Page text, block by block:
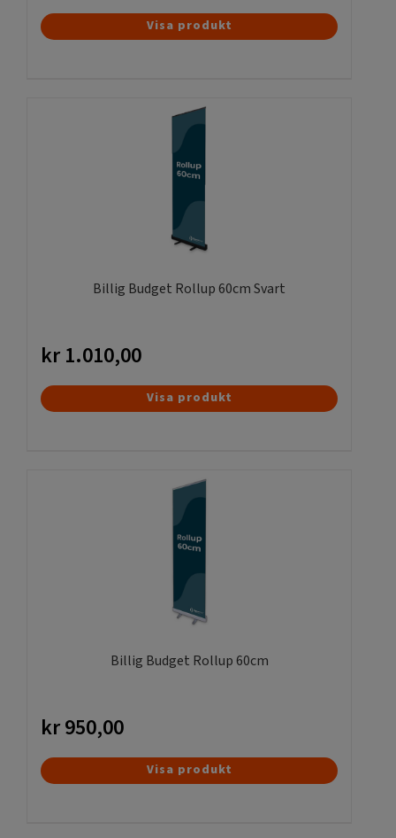
Den
här
flera
varianter.
olika
väljas
på
Visa produkt
Billig Budget Rollup 60cm Svart
kr1.010,00
Visa produkt
Billig Budget Rollup 60cm
kr950,00
Visa produkt